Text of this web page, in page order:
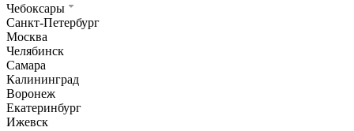
Чебоксары
Санкт-Петербург
Москва
Челябинск
Самара
Калининград
Воронеж
Екатеринбург
Ижевск